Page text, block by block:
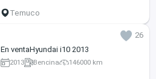
Temuco
26
En ventaHyundai i10 2013
2013 Bencina 146000 km